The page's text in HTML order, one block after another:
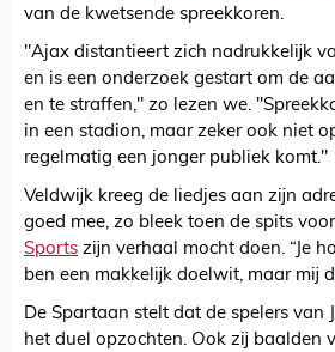
van de kwetsende spreekkoren.
"Ajax distantieert zich nadrukkelijk
en is een onderzoek gestart om de
en te straffen," zo lezen we.
in een stadion, maar zeker ook niet
regelmatig een jonger publiek komt."
Veldwijk kreeg de liedjes aan zijn
goed mee, zo bleek toen de spits
Sports zijn verhaal mocht doen. “Je
ben een makkelijk doelwit, maar mij
De Spartaan stelt dat de spelers van
het duel opzochten. Ook zij baalden